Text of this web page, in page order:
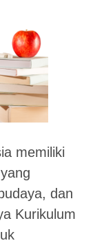
memiliki
dan
Kurikulum